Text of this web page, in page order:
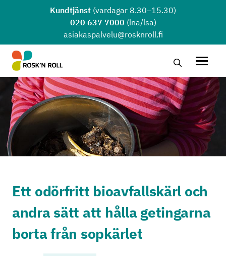
Hoppa till huvudinnehållet
Kundtjänst (vardagar 8.30–15.30)
020 637 7000 (lna/lsa)
asiakaspalvelu@rosknroll.fi
Sök …
Ett odörfritt bioavfallskärl och
andra sätt att hålla getingarna
borta från sopkärlet